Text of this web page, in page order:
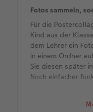
Extras
Extras
Retro
CEWE
CEWE
Fotos sammeln,
Für die
Kind aus der
dem Lehrer ein
in einem Ordner
Sie diesen später
Noch einfacher
mit der